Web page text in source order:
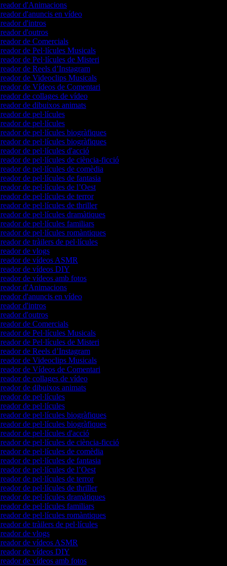
d'Animacions
d'anuncis en vídeo
d'intros
d'outros
de Comercials
de Pel·lícules Musicals
de Pel·lícules de Misteri
de Reels d’Instagram
de Videoclips Musicals
de Vídeos de Comentari
de collages de vídeo
de dibuixos animats
de pel·lícules
de pel·lícules
de pel·lícules biogràfiques
de pel·lícules biogràfiques
de pel·lícules d'acció
de pel·lícules de ciència-ficció
de pel·lícules de comèdia
de pel·lícules de fantasia
de pel·lícules de l’Oest
de pel·lícules de terror
de pel·lícules de thriller
de pel·lícules dramàtiques
de pel·lícules familiars
de pel·lícules romàntiques
de tràilers de pel·lícules
de vlogs
de vídeos ASMR
de vídeos DIY
de vídeos amb fotos
d'Animacions
d'anuncis en vídeo
d'intros
d'outros
de Comercials
de Pel·lícules Musicals
de Pel·lícules de Misteri
de Reels d’Instagram
de Videoclips Musicals
de Vídeos de Comentari
de collages de vídeo
de dibuixos animats
de pel·lícules
de pel·lícules
de pel·lícules biogràfiques
de pel·lícules biogràfiques
de pel·lícules d'acció
de pel·lícules de ciència-ficció
de pel·lícules de comèdia
de pel·lícules de fantasia
de pel·lícules de l’Oest
de pel·lícules de terror
de pel·lícules de thriller
de pel·lícules dramàtiques
de pel·lícules familiars
de pel·lícules romàntiques
de tràilers de pel·lícules
de vlogs
de vídeos ASMR
de vídeos DIY
de vídeos amb fotos